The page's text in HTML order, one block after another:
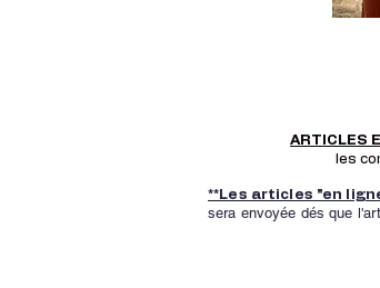
ARTICLES
les
**Les articles "en
sera envoyée dés que